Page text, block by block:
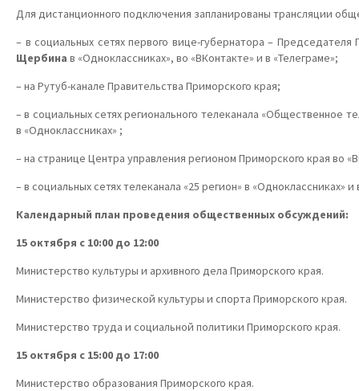
Для дистанционного подключения запланированы трансляции
– в социальных сетях первого вице-губернатора – Председателя
Щербина в «Одноклассниках», во «ВКонтакте» и в «Телеграме»;
– на Рутуб-канале Правительства Приморского края;
– в социальных сетях регионального телеканала «Общественное
в «Одноклассниках» ;
– на странице Центра управления регионом Приморского края во
– в социальных сетях телеканала «25 регион» в «Одноклассниках» и
Календарный план проведения общественных обсуждений:
15 октября с 10:00 до 12:00
Министерство культуры и архивного дела Приморского края.
Министерство физической культуры и спорта Приморского края.
Министерство труда и социальной политики Приморского края.
15 октября с 15:00 до 17:00
Министерство образования Приморского края.